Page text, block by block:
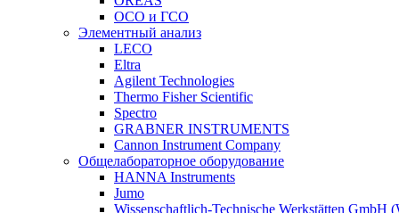
ОСО и ГСО
Элементный анализ
LECO
Eltra
Agilent Technologies
Thermo Fisher Scientific
Spectro
GRABNER INSTRUMENTS
Cannon Instrument Company
Общелабораторное оборудование
HANNA Instruments
Jumo
Wissenschaftlich-Technische Werkstätten GmbH